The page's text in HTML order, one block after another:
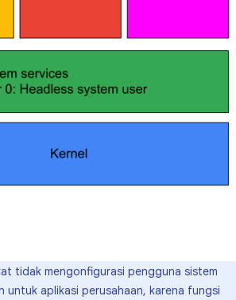
tidak mengonfigurasi pengguna sistem
aplikasi perusahaan, karena fungsi